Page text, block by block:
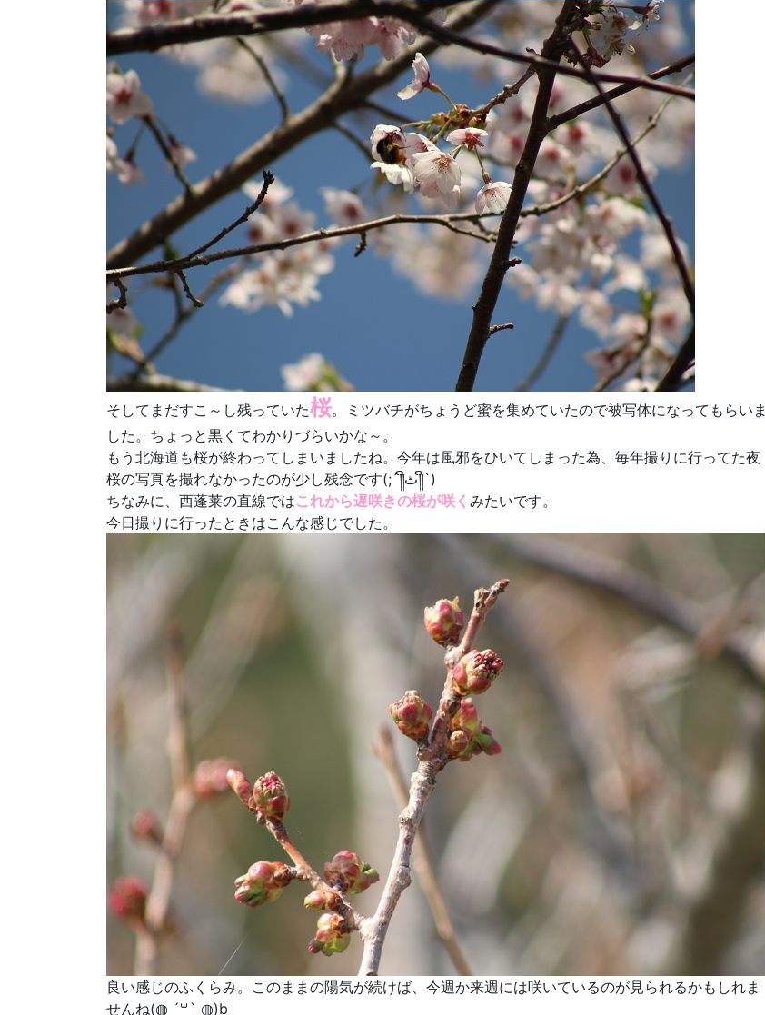
そしてまだすこ～し残っていた桜。ミツバチがちょうど蜜を集めていたので被写体になってもらいま
した。ちょっと黒くてわかりづらいかな～。
もう北海道も桜が終わってしまいましたね。今年は風邪をひいてしまった為、毎年撮りに行ってた夜
桜の写真を撮れなかったのが少し残念です(;´༎ຶٹ༎ຶ`)
ちなみに、西蓬莱の直線ではこれから遅咲きの桜が咲く みたいです。
今日撮りに行ったときはこんな感じでした。
良い感じのふくらみ。このままの陽気が続けば、今週か来週には咲いているのが見られるかもしれま
せんね(◍ ´꒳` ◍)b